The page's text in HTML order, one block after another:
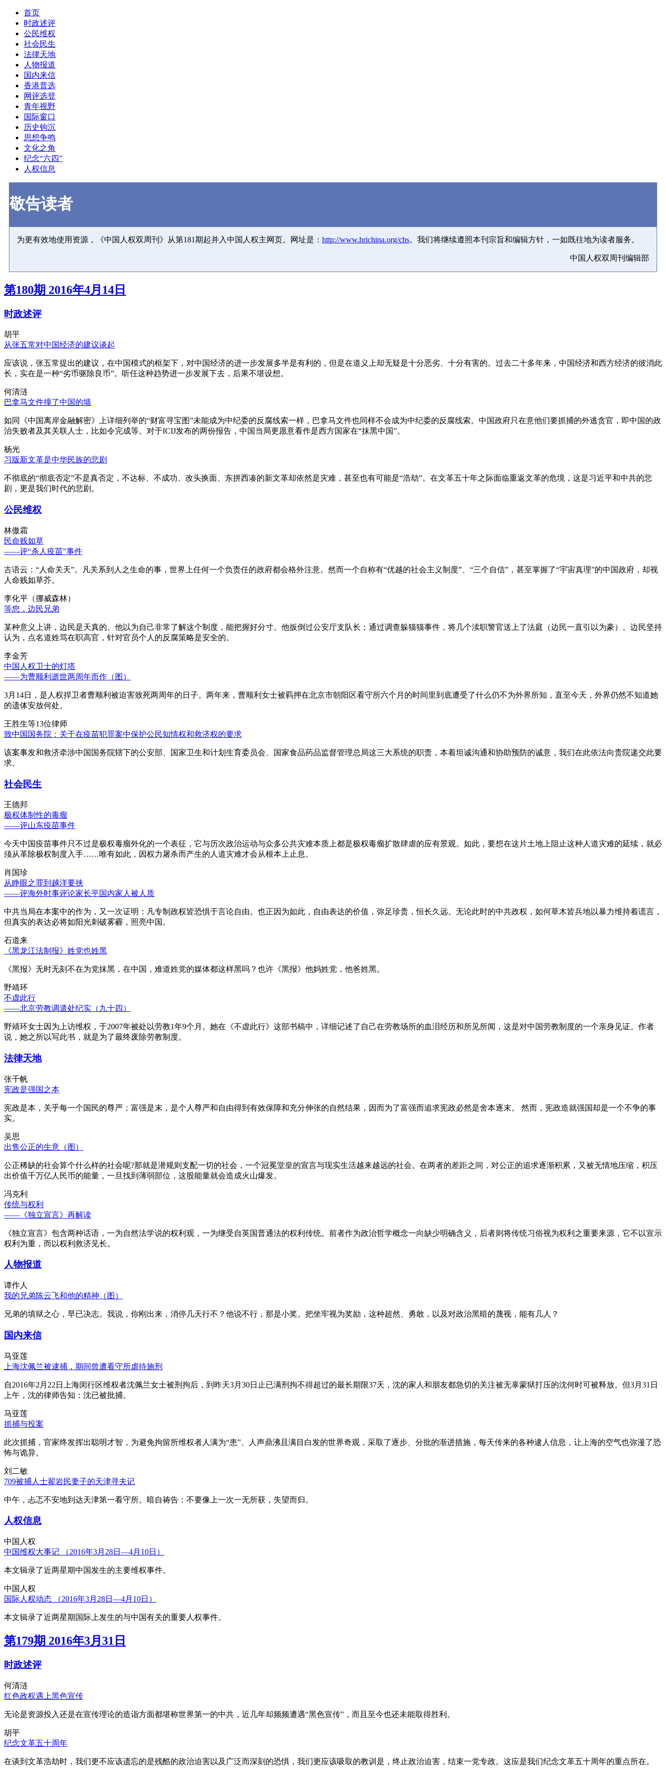
首页
时政述评
公民维权
社会民生
法律天地
人物报道
国内来信
香港普选
网评选登
青年视野
国际窗口
历史钩沉
思想争鸣
文化之角
纪念“六四”
人权信息
敬告读者
为更有效地使用资源，《中国人权双周刊》从第181期起并入中国人权主网页。网址是： http://www.hrichina.org/chs。我们将继续遵照本刊宗旨和编辑方针，一如既往地为读者服务。
中国人权双周刊编辑部
第180期 2016年4月14日
时政述评
胡平
从张五常对中国经济的建议谈起
应该说，张五常提出的建议，在中国模式的框架下，对中国经济的进一步发展多半是有利的，但是在道义上却无疑是十分恶劣、十分有害的。过去二十多年来，中国经济和西方经济的彼消此
长，实在是一种“劣币驱除良币”。听任这种趋势进一步发展下去，后果不堪设想。
何清涟
巴拿马文件撞了中国的墙
如同《中国离岸金融解密》上详细列举的“财富寻宝图”未能成为中纪委的反腐线索一样，巴拿马文件也同样不会成为中纪委的反腐线索。中国政府只在意他们要抓捕的外逃贪官，即中国的政
治失败者及其关联人士，比如令完成等。对于ICIJ发布的两份报告，中国当局更愿意看作是西方国家在“抹黑中国”。
杨光
习版新文革是中华民族的悲剧
不彻底的“彻底否定”不是真否定，不达标、不成功、改头换面、东拼西凑的新文革却依然是灾难，甚至也有可能是“浩劫”。在文革五十年之际面临重返文革的危境，这是习近平和中共的悲
剧，更是我们时代的悲剧。
公民维权
林傲霜
民命贱如草
——评“杀人疫苗”事件
古语云：“人命关天”。凡关系到人之生命的事，世界上任何一个负责任的政府都会格外注意。然而一个自称有“优越的社会主义制度”、“三个自信”，甚至掌握了“宇宙真理”的中国政府，却视
人命贱如草芥。
李化平（挪威森林）
等您，边民兄弟
某种意义上讲，边民是天真的。他以为自己非常了解这个制度，能把握好分寸。他扳倒过公安厅支队长；通过调查躲猫猫事件，将几个渎职警官送上了法庭（边民一直引以为豪）。边民坚持
认为，点名道姓骂在职高官，针对官员个人的反腐策略是安全的。
李金芳
中国人权卫士的灯塔
——为曹顺利逝世两周年而作（图）
3月14日，是人权捍卫者曹顺利被迫害致死两周年的日子。两年来，曹顺利女士被羁押在北京市朝阳区看守所六个月的时间里到底遭受了什么仍不为外界所知，直至今天，外界仍然不知道她
的遗体安放何处。
王胜生等13位律师
致中国国务院：关于在疫苗犯罪案中保护公民知情权和救济权的要求
该案事发和救济牵涉中国国务院辖下的公安部、国家卫生和计划生育委员会、国家食品药品监督管理总局这三大系统的职责，本着坦诚沟通和协助预防的诚意，我们在此依法向贵院递交此要
求。
社会民生
王德邦
极权体制性的毒瘤
——评山东疫苗事件
今天中国疫苗事件只不过是极权毒瘤外化的一个表征，它与历次政治运动与众多公共灾难本质上都是极权毒瘤扩散肆虐的应有景观。如此，要想在这片土地上阻止这种人道灾难的延续，就必
须从革除极权制度入手……唯有如此，因权力屠杀而产生的人道灾难才会从根本上止息。
肖国珍
从睁眼之罪到越洋要挟
——评海外时事评论家长平国内家人被人质
中共当局在本案中的作为，又一次证明：凡专制政权皆恐惧于言论自由。也正因为如此，自由表达的价值，弥足珍贵，恒长久远。无论此时的中共政权，如何草木皆兵地以暴力维持着谎言，
但真实的表达必将如阳光刺破雾霾，照亮中国。
石道来
《黑龙江法制报》姓党也姓黑
《黑报》无时无刻不在为党抹黑，在中国，难道姓党的媒体都这样黑吗？也许《黑报》他妈姓党，他爸姓黑。
野靖环
不虚此行
——北京劳教调遣处纪实（九十四）
野靖环女士因为上访维权，于2007年被处以劳教1年9个月。她在《不虚此行》这部书稿中，详细记述了自己在劳教场所的血泪经历和所见所闻，这是对中国劳教制度的一个亲身见证。作者
说，她之所以写此书，就是为了最终废除劳教制度。
法律天地
张千帆
宪政是强国之本
宪政是本，关乎每一个国民的尊严；富强是末，是个人尊严和自由得到有效保障和充分伸张的自然结果，因而为了富强而追求宪政必然是舍本逐末。 然而，宪政造就强国却是一个不争的事
实。
吴思
出售公正的生意（图）
公正稀缺的社会算个什么样的社会呢?那就是潜规则支配一切的社会，一个冠冕堂皇的宣言与现实生活越来越远的社会。在两者的差距之间，对公正的追求逐渐积累，又被无情地压缩，积压
出价值千万亿人民币的能量，一旦找到薄弱部位，这股能量就会造成火山爆发。
冯克利
传统与权利
——《独立宣言》再解读
《独立宣言》包含两种话语，一为自然法学说的权利观，一为继受自英国普通法的权利传统。前者作为政治哲学概念一向缺少明确含义，后者则将传统习俗视为权利之重要来源，它不以宣示
权利为重，而以权利救济见长。
人物报道
谭作人
我的兄弟陈云飞和他的精神（图）
兄弟的填狱之心，早已决志。我说，你刚出来，消停几天行不？他说不行，那是小奖。把坐牢视为奖励，这种超然、勇敢，以及对政治黑暗的蔑视，能有几人？
国内来信
马亚莲
上海沈佩兰被逮捕，期间曾遭看守所虐待施刑
自2016年2月22日上海闵行区维权者沈佩兰女士被刑拘后，到昨天3月30日止已满刑拘不得超过的最长期限37天，沈的家人和朋友都急切的关注被无辜蒙狱打压的沈何时可被释放。但3月31日
上午，沈的律师告知：沈已被批捕。
马亚莲
抓捕与投案
此次抓捕，官家终发挥出聪明才智，为避免拘留所维权者人满为“患”、人声鼎沸且满目白发的世界奇观，采取了逐步、分批的渐进措施，每天传来的各种逮人信息，让上海的空气也弥漫了恐
怖与诡异。
刘二敏
709被捕人士翟岩民妻子的天津寻夫记
中午，忐忑不安地到达天津第一看守所。暗自祷告：不要像上一次一无所获，失望而归。
人权信息
中国人权
中国维权大事记 （2016年3月28日—4月10日）
本文辑录了近两星期中国发生的主要维权事件。
中国人权
国际人权动态 （2016年3月28日—4月10日）
本文辑录了近两星期国际上发生的与中国有关的重要人权事件。
第179期 2016年3月31日
时政述评
何清涟
红色政权遇上黑色宣传
无论是资源投入还是在宣传理论的造诣方面都堪称世界第一的中共，近几年却频频遭遇“黑色宣传”，而且至今也还未能取得胜利。
胡平
纪念文革五十周年
在谈到文革浩劫时，我们更不应该遗忘的是残酷的政治迫害以及广泛而深刻的恐惧，我们更应该吸取的教训是，终止政治迫害，结束一党专政。这应是我们纪念文革五十周年的重点所在。